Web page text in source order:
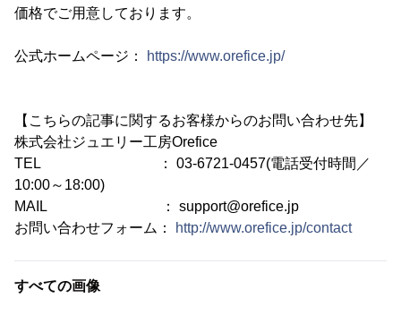
価格でご用意しております。
公式ホームページ： https://www.orefice.jp/
【こちらの記事に関するお客様からのお問い合わせ先】
株式会社ジュエリー工房Orefice
TEL ： 03-6721-0457(電話受付時間／
10:00～18:00)
MAIL ： support@orefice.jp
お問い合わせフォーム：
http://www.orefice.jp/contact
すべての画像